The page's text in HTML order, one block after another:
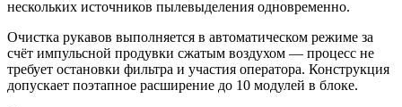
нескольких источников пылевыделения одновременно.
Очистка рукавов выполняется в автоматическом режиме за
счёт импульсной продувки сжатым воздухом — процесс не
требует остановки фильтра и участия оператора. Конструкция
допускает поэтапное расширение до 10 модулей в блоке.